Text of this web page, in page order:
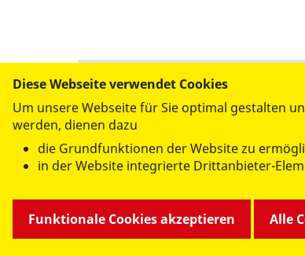
Per E-Mail
versenden
Diese Webseite verwendet Cookies
Um unsere Webseite für Sie optimal gestalten
werden, dienen dazu
die Grundfunktionen der Website zu
in der Website integrierte Drittanbieter-
Funktionale Cookies akzeptieren Alle